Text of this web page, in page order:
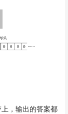
，输出的答案都